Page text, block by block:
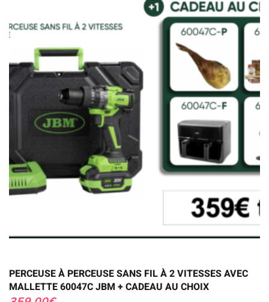
PERCEUSE À PERCEUSE SANS FIL À 2 VITESSES AVEC
MALLETTE 60047C JBM + CADEAU AU CHOIX